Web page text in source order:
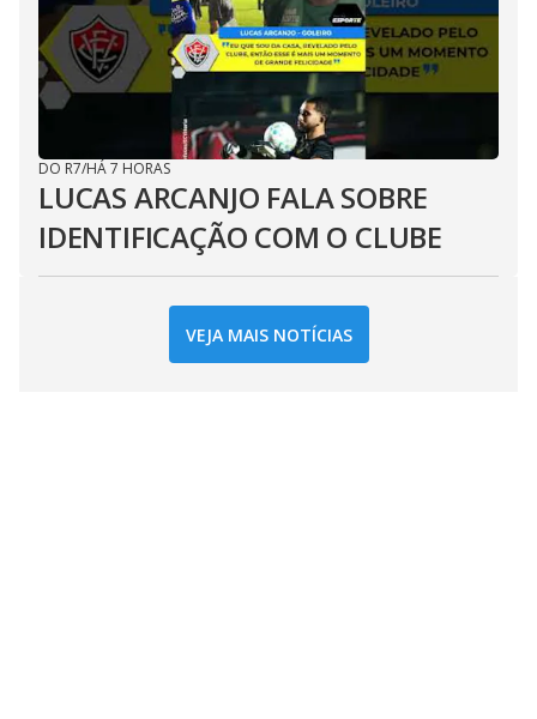
DO R7/HÁ 7 HORAS
LUCAS ARCANJO FALA SOBRE
IDENTIFICAÇÃO COM O CLUBE
VEJA MAIS NOTÍCIAS